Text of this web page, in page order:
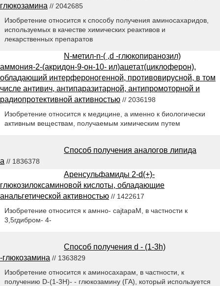
глюкозамина // 2042685
Изобретение относится к способу получения аминосахаридов,
используемых в качестве химических реактивов и
лекарственных препаратов
N-метил-n-( ,d -глюкопиранозил)
аммония-2-(акридон-9-он-10- ил)ацетат(циклоферон),
обладающий интерфероногенной, противовирусной, в том
числе антивич, антипаразитарной, антипромоторной и
радиопротективной активностью // 2036198
Изобретение относится к медицине, а именно к биологически
активным веществам, получаемым химическим путем
Способ получения аналогов липида
а // 1836378
Аренсульфамиды 2-d(+)-
глюкозилоксаминовой кислоты, обладающие
анальгетической активностью // 1422617
Изобретение относится к амнно- cajtapaM, в частности к
3,5гдибром- 4-
Способ получения d - (1-3h)
-глюкозамина // 1363829
Изобретение относится к аминосахарам, в частности, к
получению D-(1-3H)- - глюкозамину (ГА), который используется